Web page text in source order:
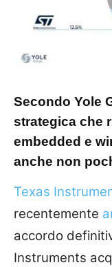
Secondo Yole
strategica che
embedded e
anche non
Texas
recentemente
accordo
Instruments